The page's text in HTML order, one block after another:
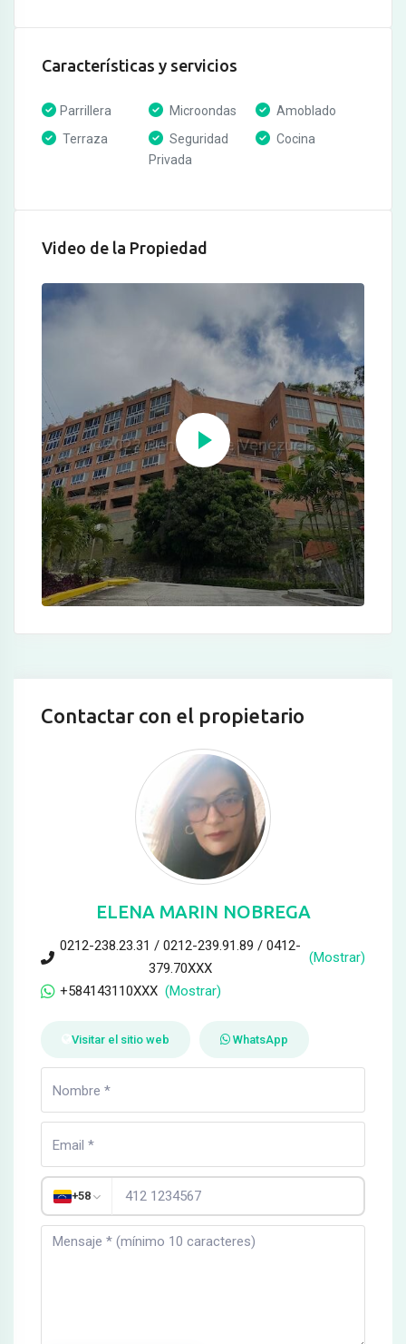
Características y servicios
Parrillera Microondas
Amoblado
Terraza
Seguridad
Privada
Cocina
Video de la Propiedad
Contactar con el propietario
ELENA MARIN NOBREGA
0212-238.23.31 / 0212-239.91.89 / 0412-
379.70XXX
(Mostrar)
+584143110XXX (Mostrar)
Visitar el sitio web WhatsApp
+58